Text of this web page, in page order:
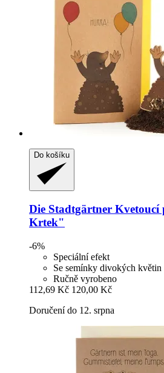
Do košíku
Die Stadtgärtner
Krtek"
-6%
Speciální efekt
Se semínky divokých květin
Ručně vyrobeno
112,69 Kč 120,00 Kč
Doručení do 12. srpna